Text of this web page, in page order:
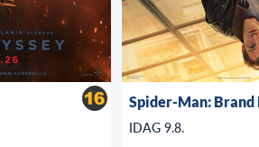
Spider-Man: Brand
IDAG 9.8.